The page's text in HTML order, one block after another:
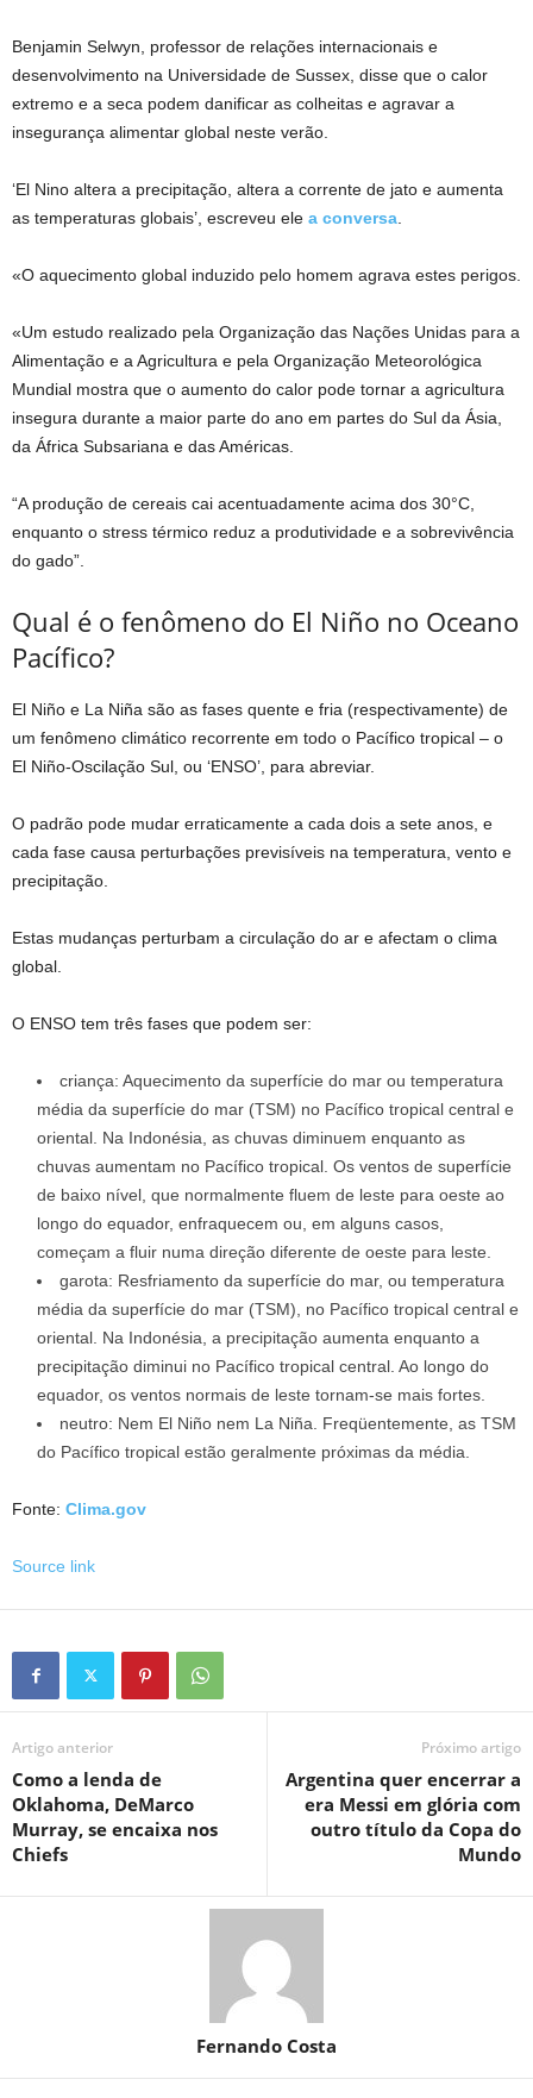
Benjamin Selwyn, professor de relações internacionais e
desenvolvimento na Universidade de Sussex, disse que o calor
extremo e a seca podem danificar as colheitas e agravar a
insegurança alimentar global neste verão.
‘El Nino altera a precipitação, altera a corrente de jato e aumenta
as temperaturas globais’, escreveu ele a conversa
«O aquecimento global induzido pelo homem agrava estes perigos.
«Um estudo realizado pela Organização das Nações Unidas para a
Alimentação e a Agricultura e pela Organização Meteorológica
Mundial mostra que o aumento do calor pode tornar a agricultura
insegura durante a maior parte do ano em partes do Sul da Ásia,
da África Subsariana e das Américas.
“A produção de cereais cai acentuadamente acima dos 30°C,
enquanto o stress térmico reduz a produtividade e a sobrevivência
do gado”.
Qual é o fenômeno do El Niño no Oceano
Pacífico?
El Niño e La Niña são as fases quente e fria (respectivamente) de
um fenômeno climático recorrente em todo o Pacífico tropical – o
El Niño-Oscilação Sul, ou ‘ENSO’, para abreviar.
O padrão pode mudar erraticamente a cada dois a sete anos, e
cada fase causa perturbações previsíveis na temperatura, vento e
precipitação.
Estas mudanças perturbam a circulação do ar e afectam o clima
global.
O ENSO tem três fases que podem ser:
criança: Aquecimento da superfície do mar ou temperatura
média da superfície do mar (TSM) no Pacífico tropical central e
oriental. Na Indonésia, as chuvas diminuem enquanto as
chuvas aumentam no Pacífico tropical. Os ventos de superfície
de baixo nível, que normalmente fluem de leste para oeste ao
longo do equador, enfraquecem ou, em alguns casos,
começam a fluir numa direção diferente de oeste para leste.
garota: Resfriamento da superfície do mar, ou temperatura
média da superfície do mar (TSM), no Pacífico tropical central e
oriental. Na Indonésia, a precipitação aumenta enquanto a
precipitação diminui no Pacífico tropical central. Ao longo do
equador, os ventos normais de leste tornam-se mais fortes.
neutro: Nem El Niño nem La Niña. Freqüentemente, as TSM
do Pacífico tropical estão geralmente próximas da média.
Fonte: Clima.gov
Source link
Artigo anterior
Como a lenda de
Oklahoma, DeMarco
Murray, se encaixa nos
Chiefs
Próximo artigo
Argentina quer encerrar a
era Messi em glória com
outro título da Copa do
Mundo
Fernando Costa